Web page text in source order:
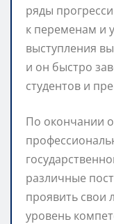
ряды
к переменам и
выступления
и он быстро
студентов и
По окончании
различные
проявить свои
уровень